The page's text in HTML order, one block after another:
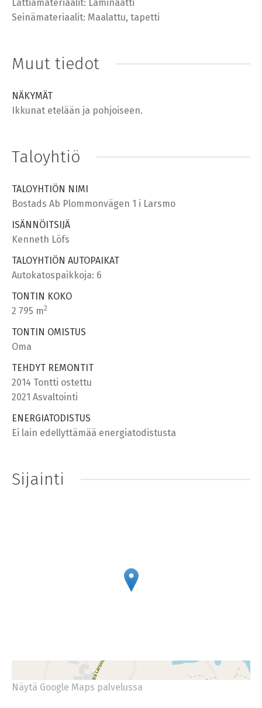
Lattiamateriaalit: Laminaatti
Seinämateriaalit: Maalattu, tapetti
Muut tiedot
NÄKYMÄT
Ikkunat etelään ja pohjoiseen.
Taloyhtiö
TALOYHTIÖN NIMI
Bostads Ab Plommonvägen 1 i Larsmo
ISÄNNÖITSIJÄ
Kenneth Löfs
TALOYHTIÖN AUTOPAIKAT
Autokatospaikkoja: 6
TONTIN KOKO
2 795 m2
TONTIN OMISTUS
Oma
TEHDYT REMONTIT
2014 Tontti ostettu
2021 Asvaltointi
ENERGIATODISTUS
Ei lain edellyttämää energiatodistusta
Sijainti
+
−
Näytä Google Maps palvelussa